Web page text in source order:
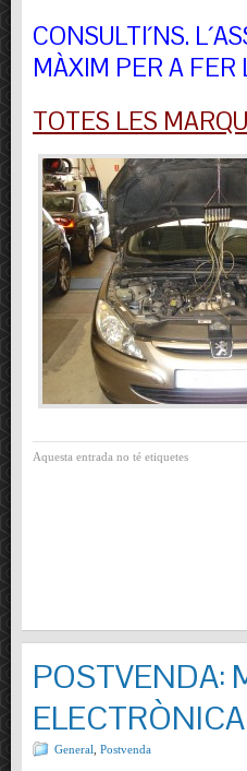
CONSULTI´NS.
MÀXIM PER A FER
TOTES LES
Aquesta entrada no té etiquetes
POSTVENDA:
ELECTRÒNICA
General Postvenda